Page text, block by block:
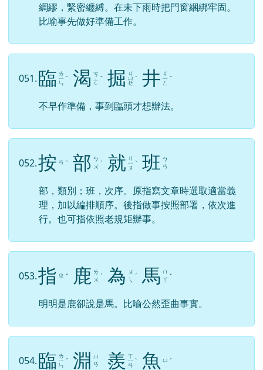
綢繆，緊密纏縛。在未下雨時把門窗綑綁牢固。
比喻事先做好準備工作。
051.臨 ㄌ
ㄧ
ㄣ
ˊ 渴 ㄎ
ㄜ ˇ 掘 ㄐ
ㄩ
ㄝ
ˊ 井 ㄐ
ㄧ
ㄥ
ˇ
不早作準備，事到臨頭才想辦法。
052.按 ㄢ ˋ 部 ㄅ
ㄨ ˋ 就 ㄐ
ㄧ
ㄡ
ˋ 班 ㄅ
ㄢ
部，類別；班，次序。原指寫文章時選取適當義
理，加以編排順序。後指做事按照部署，依次進
行。也可指依照老規矩辦事。
053.指 ㄓ ˇ 鹿 ㄌ
ㄨ ˋ 為 ㄨ
ㄟ
ˊ 馬 ㄇ
ㄚ ˇ
明明是鹿卻說是馬。比喻公然歪曲事實。
054.臨 ㄌ
ㄧ
ㄣ
ˊ 淵 ㄩ
ㄢ
羨 ㄒ
ㄧ
ㄢ
ˋ 魚 ㄩ ˊ